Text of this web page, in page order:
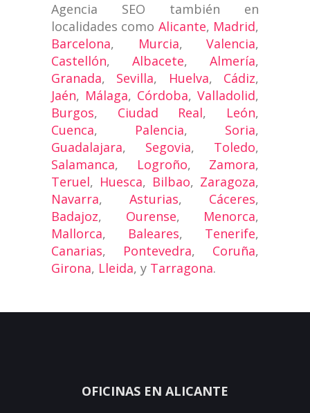
Agencia SEO también en
localidades como Alicante, Madrid,
Barcelona, Murcia, Valencia,
Castellón, Albacete, Almería,
Granada, Sevilla, Huelva, Cádiz,
Jaén, Málaga, Córdoba, Valladolid,
Burgos, Ciudad Real, León,
Cuenca, Palencia, Soria,
Guadalajara, Segovia, Toledo,
Salamanca, Logroño, Zamora,
Teruel, Huesca, Bilbao, Zaragoza,
Navarra, Asturias, Cáceres,
Badajoz, Ourense, Menorca,
Mallorca, Baleares, Tenerife,
Canarias, Pontevedra, Coruña,
Girona, Lleida, y Tarragona.
OFICINAS EN ALICANTE